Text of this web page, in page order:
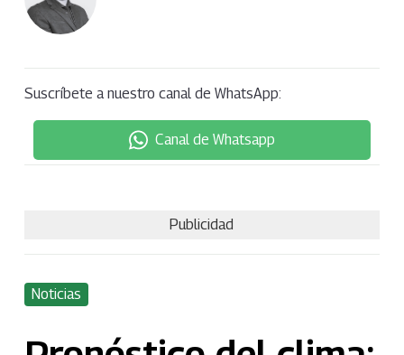
Suscríbete a nuestro canal de WhatsApp:
Canal de Whatsapp
Publicidad
Noticias